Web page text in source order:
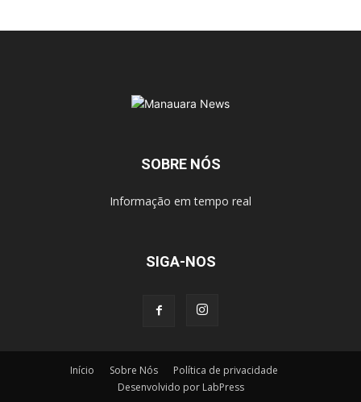
SOBRE NÓS
Informação em tempo real
SIGA-NOS
Início Sobre Nós
Política de privacidade
Desenvolvido por LabPress